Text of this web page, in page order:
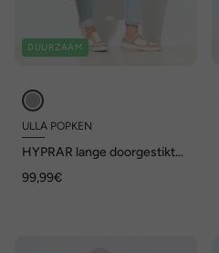
DUURZAAM
ULLA POPKEN
HYPRAR lange doorgestikte
waterafstotend,
99,99€